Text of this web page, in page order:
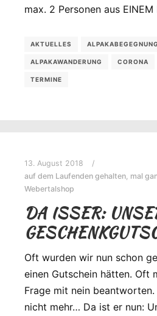
max. 2 Personen aus EINEM
AKTUELLES ALPAKABEGEGNUNG
ALPAKAWANDERUNG CORONA
TERMINE
13. August 2018
auf dem Laufenden gehalten, mal
Webertalshop
DA ISSER:
Oft wurden wir nun schon
einen Gutschein hätten. Oft
Frage mit nein
nicht mehr… Da ist er nun: